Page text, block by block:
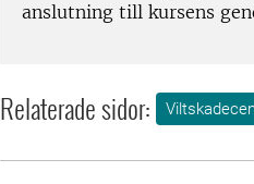
anslutning till kursens
Relaterade sidor: